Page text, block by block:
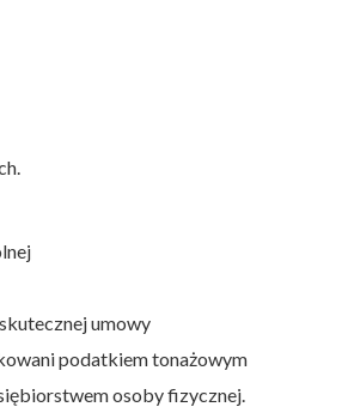
umowy
podatkiem tonażowym
osoby fizycznej.